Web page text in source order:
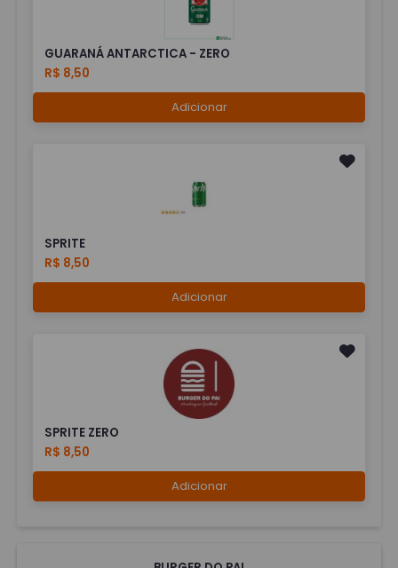
GUARANÁ ANTARCTICA - ZERO
R$ 8,50
Adicionar
SPRITE
R$ 8,50
Adicionar
SPRITE ZERO
R$ 8,50
Adicionar